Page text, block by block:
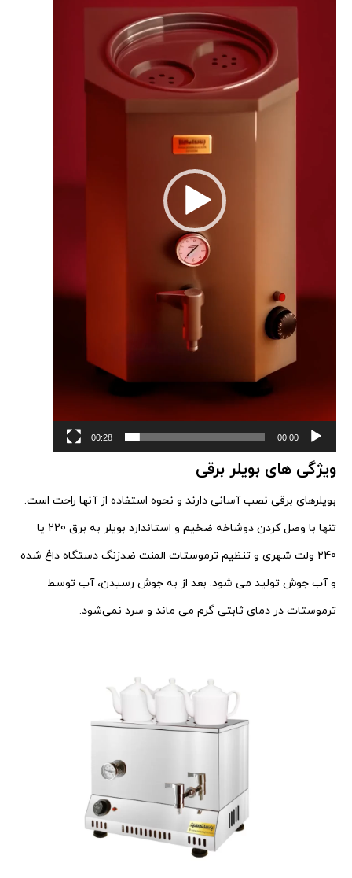
00:00
00:28
ویژگی های بویلر برقی
بویلرهای برقی نصب آسانی دارند و نحوه استفاده از آنها راحت است.
تنها با وصل کردن دوشاخه ضخیم و استاندارد بویلر به برق 220 یا
240 ولت شهری و تنظیم ترموستات المنت ضدزنگ دستگاه داغ شده
و آب جوش تولید می شود. بعد از به جوش رسیدن، آب توسط
ترموستات در دمای ثابتی گرم می ماند و سرد نمی‌شود.